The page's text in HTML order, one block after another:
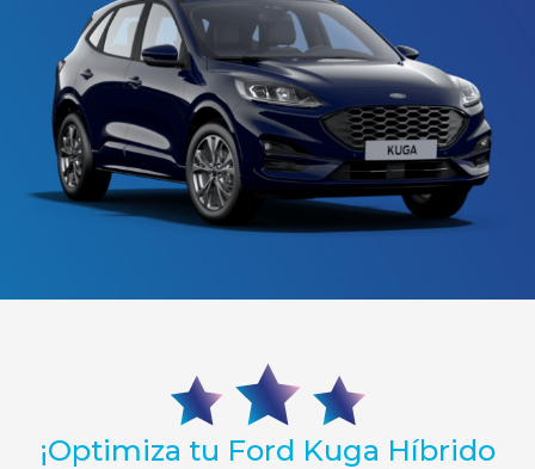
¡Optimiza tu Ford Kuga Híbrido